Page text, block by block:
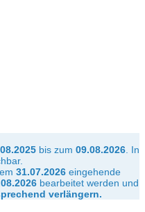
bis zum 09.08.2026 In
31.07.2026 eingehende
bearbeitet werden und
verlängern.